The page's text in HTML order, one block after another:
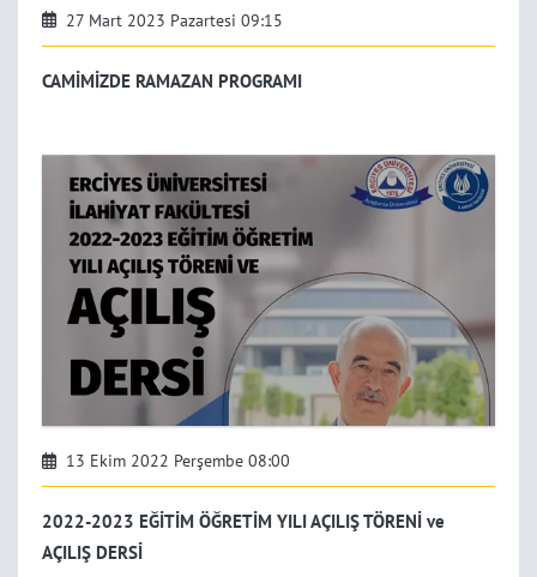
27 Mart 2023 Pazartesi 09:15
CAMİMİZDE RAMAZAN PROGRAMI
13 Ekim 2022 Perşembe 08:00
2022-2023 EĞİTİM ÖĞRETİM YILI AÇILIŞ TÖRENİ ve
AÇILIŞ DERSİ